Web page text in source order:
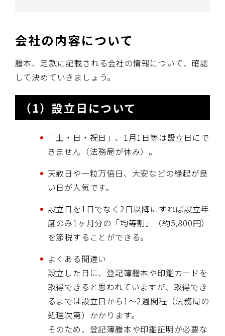
会社の内容について
謄本、定款に記載される会社の情報について、確認
して決めていきましょう。
（1）設立日について
「土・日・祝日」、1月1日等は設立日にで
きません（法務局が休み）。
天赦日や一粒万倍日、大安などの縁起が良
い日が人気です。
設立日を1日でなく2日以降にすれば設立年
度のみ1ヶ月分の「均等割」（約5,800円）
を節税することができる。
よくある間違い
設立した日に、登記簿謄本や印鑑カードを
取得できると思われていますが、取得でき
るまでは設立日から1～2週間程（法務局の
処理次第）かかります。
そのため、登記簿謄本や印鑑証明が必要な